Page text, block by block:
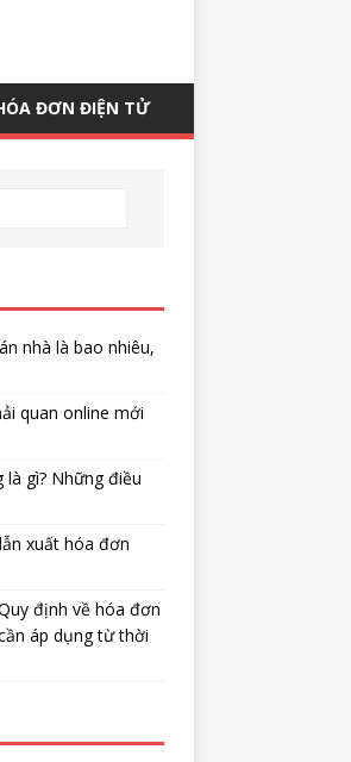
ĐƠN ĐIỆN TỬ
nhà là bao nhiêu,
quan online mới
gì? Những điều
xuất hóa đơn
định về hóa đơn
áp dụng từ thời